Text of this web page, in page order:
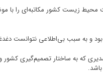
محیط زیست کشور مکاتبه‌ای را
و به سبب بی‌اطلاعی نتوانست
که به ساختار تصمیم‌گیری